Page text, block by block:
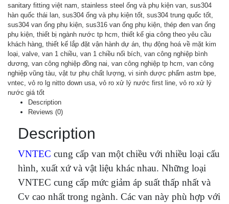
sanitary fitting việt nam, stainless steel ống và phụ kiện van, sus304
hàn quốc thái lan, sus304 ống và phụ kiện tốt, sus304 trung quốc tốt,
sus304 van ống phụ kiện, sus316 van ống phụ kiện, thép đen van ống
phụ kiện, thiết bị ngành nước tp hcm, thiết kế gia công theo yêu cầu
khách hàng, thiết kế lắp đặt vận hành dự án, thụ động hoá về mặt kim
loại, valve, van 1 chiều, van 1 chiều nối bích, van công nghiệp bình
dương, van công nghiệp đồng nai, van công nghiệp tp hcm, van công
nghiệp vũng tàu, vật tư phụ chất lượng, vi sinh dược phẩm astm bpe,
vntec, vỏ ro lg nitto down usa, vỏ ro xử lý nước first line, vỏ ro xử lý
nước giá tốt
Description
Reviews (0)
Description
VNTEC cung cấp van một chiều với nhiều loại cấu
hình, xuất xứ và vật liệu khác nhau. Những loại
VNTEC cung cấp mức giảm áp suất thấp nhất và
Cv cao nhất trong ngành. Các van này phù hợp với